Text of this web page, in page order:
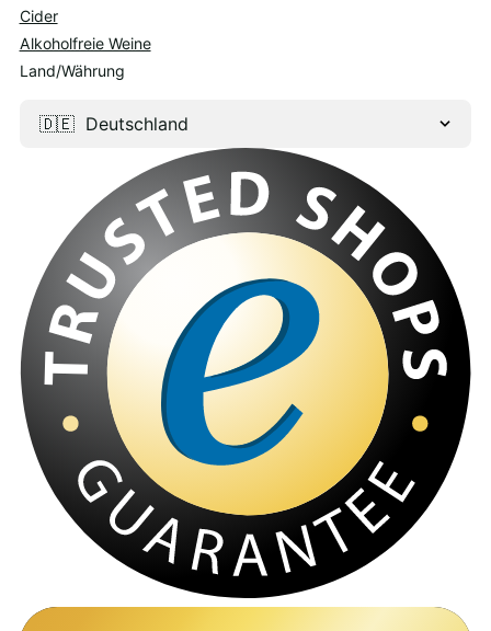
Cider
Alkoholfreie Weine
Land/Währung